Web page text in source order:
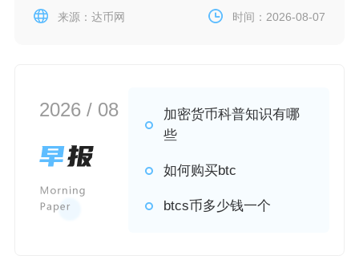
分
来源：达币网 时间：2026-08-07
2026 / 08
加密货币科普知识有哪
些
如何购买btc
btcs币多少钱一个